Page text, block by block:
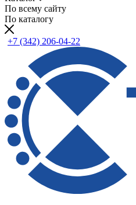
По всему сайту
По каталогу
+7 (342) 206-04-22